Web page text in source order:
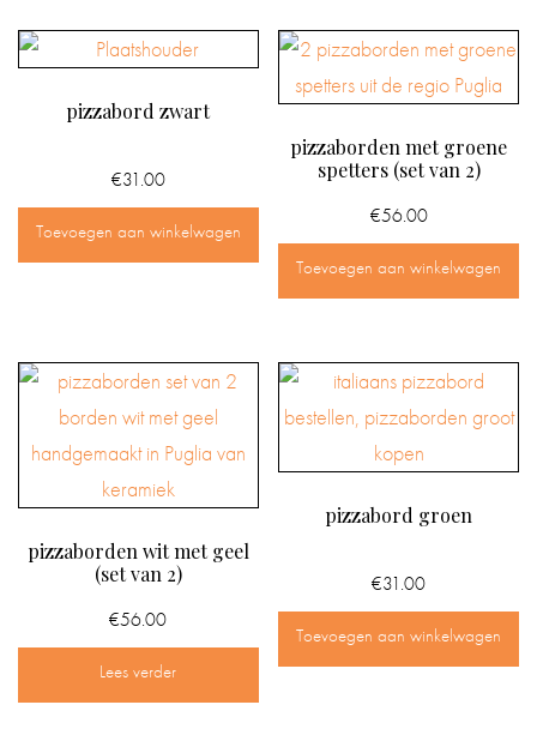
pizzabord zwart
€31.00
Toevoegen aan winkelwagen
pizzaborden met groene
spetters (set van 2)
€56.00
Toevoegen aan winkelwagen
pizzaborden wit met geel
(set van 2)
€56.00
Lees verder
pizzabord groen
€31.00
Toevoegen aan winkelwagen